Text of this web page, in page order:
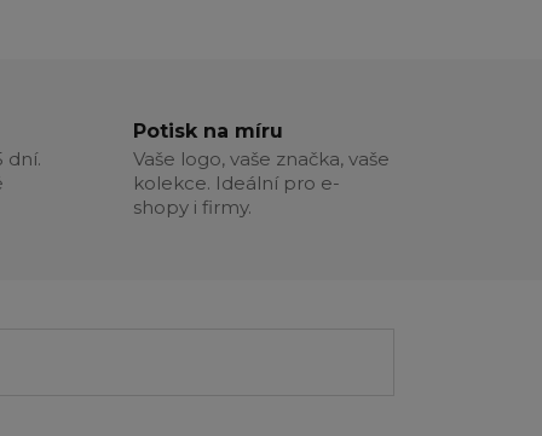
dní.
Potisk na míru
Vaše logo, vaše značka, vaše
kolekce. Ideální pro e-
shopy i firmy.